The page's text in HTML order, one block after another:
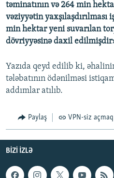
təminatının və 264 min
vəziyyətin
min hektar yeni suvarılan
dövriyyəsinə daxil
Yazıda qeyd edilib ki,
tələbatının ödənilməsi
addımlar atılıb.
Paylaş VPN-siz açmaq
BIZI IZLƏ